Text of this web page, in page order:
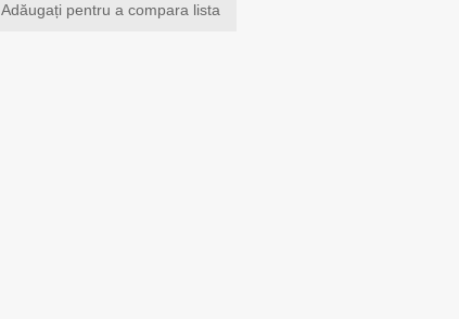
Adăugați pentru a compara lista